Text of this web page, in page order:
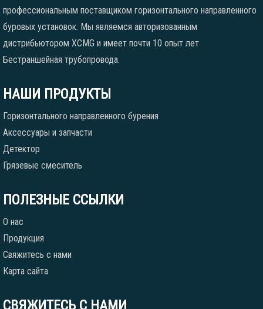
профессиональным поставщиком горизонтального направленного
буровых установок. Мы являемся авторизованным
дистрибьютором XCMG и имеет почти 10 опыт лет
Бестраншейная трубопровода.
НАШИ ПРОДУКТЫ
Горизонтального направленного бурения
Аксессуары и запчасти
Детектор
Грязевые смеситель
ПОЛЕЗНЫЕ ССЫЛКИ
О нас
Продукция
Свяжитесь с нами
Карта сайта
СВЯЖИТЕСЬ С НАМИ